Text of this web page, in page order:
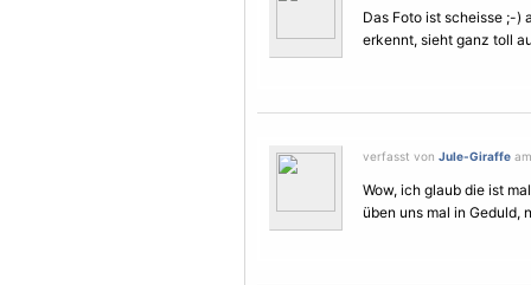
Das Foto ist scheisse ;-)
erkennt, sieht ganz toll
verfasst von Jule-Giraffe
Wow, ich glaub die ist
üben uns mal in Geduld,